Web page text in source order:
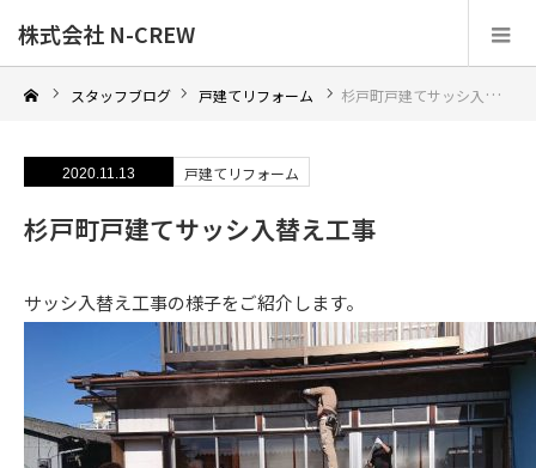
株式会社 N-CREW
スタッフブログ 戸建てリフォーム 杉戸町戸建てサッシ入替え工事
2020.11.13 戸建てリフォーム
杉戸町戸建てサッシ入替え工事
サッシ入替え工事の様子をご紹介します。